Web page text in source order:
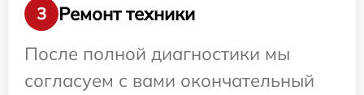
3
Ремонт техники
После полной диагностики мы
согласуем с вами окончательный